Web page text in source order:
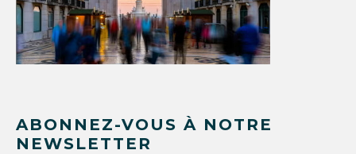
ABONNEZ-VOUS À NOTRE
NEWSLETTER